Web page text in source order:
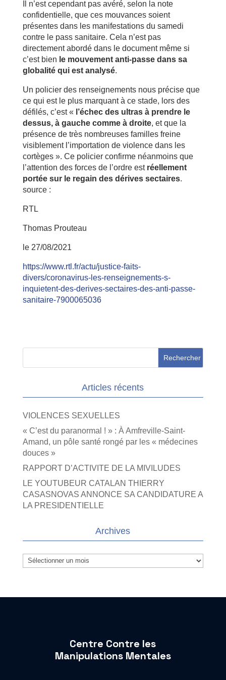
Il n’est cependant pas avéré, selon la note
confidentielle, que ces mouvances soient
présentes dans les manifestations du samedi
contre le pass sanitaire. Cela n’est pas
directement abordé dans le document même si
c’est bien le mouvement anti-passe dans sa
globalité qui est analysé.
Un policier des renseignements nous précise que
ce qui est le plus marquant à ce stade, lors des
défilés, c’est « l’échec des ultras à prendre le
dessus, à gauche comme à droite, et que la
présence de très nombreuses familles freine
visiblement l’importation de violence dans les
cortèges ». Ce policier confirme néanmoins que
l’attention des forces de l’ordre est réellement
portée sur le regain des dérives sectaires.
source :
RTL
Thomas Prouteau
le 27/08/2021
https://www.rtl.fr/actu/justice-faits-
divers/coronavirus-les-renseignements-s-
inquietent-des-derives-sectaires-des-anti-passe-
sanitaire-7900065036
Articles récents
VIOLENCES SEXUELLES
« C’est du paranormal ! » : À Amfreville-Saint-
Amand, un pôle santé rongé par les « médecines
douces »
RAPPORT D’ACTIVITE DE LA MIVILUDES
LE YOUTUBEUR CATALAN THIERRY
CASASNOVAS ANNONCE SA CANDIDATURE A
LA PRESIDENTIELLE
Archives
Archives
Centre Contre les
Manipulations Mentales